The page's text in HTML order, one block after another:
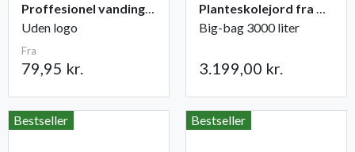
Proffesionel vandingspose 100 liter
Uden logo
Fra
79,95 kr.
Planteskolejord fra Champost
Big-bag 3000 liter
3.199,00 kr.
Bestseller Bestseller